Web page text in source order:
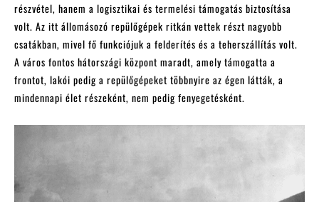
részvétel, hanem a logisztikai és termelési támogatás biztosítása
volt. Az itt állomásozó repülőgépek ritkán vettek részt nagyobb
csatákban, mivel fő funkciójuk a felderítés és a teherszállítás volt.
A város fontos hátországi központ maradt, amely támogatta a
frontot, lakói pedig a repülőgépeket többnyire az égen látták, a
mindennapi élet részeként, nem pedig fenyegetésként.